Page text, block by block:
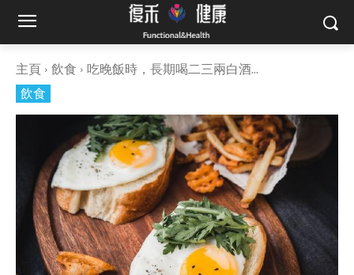
主頁 飲食
吃晚飯時，長期喝二三兩白酒...
飲食